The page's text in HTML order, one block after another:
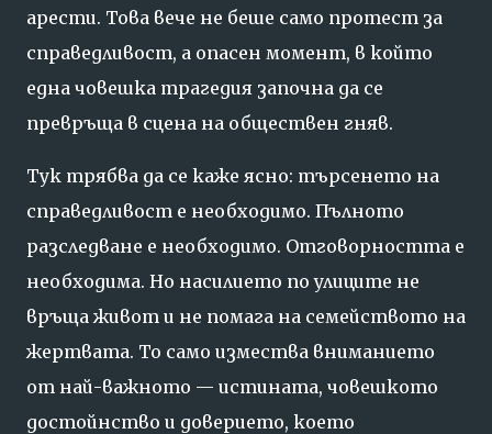
арести. Това вече не беше само протест за
справедливост, а опасен момент, в който
една човешка трагедия започна да се
превръща в сцена на обществен гняв.
Тук трябва да се каже ясно: търсенето на
справедливост е необходимо. Пълното
разследване е необходимо. Отговорността е
необходима. Но насилието по улиците не
връща живот и не помага на семейството на
жертвата. То само измества вниманието
от най-важното — истината, човешкото
достойнство и доверието, което